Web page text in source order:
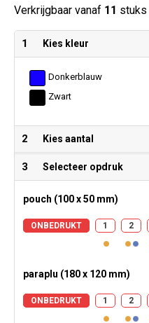
Verkrijgbaar vanaf 11 stuks
1 Kies kleur
Donkerblauw
Zwart
2 Kies aantal
3 Selecteer opdruk
pouch (100 x 50 mm)
ONBEDRUKT 1 2
paraplu (180 x 120 mm)
ONBEDRUKT 1 2